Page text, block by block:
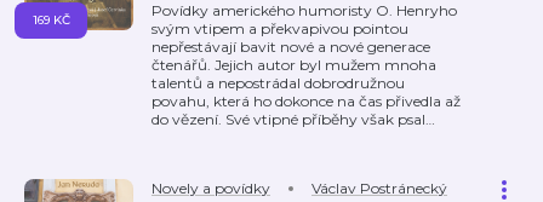
Povídky amerického humoristy O. Henryho
svým vtipem a překvapivou pointou
nepřestávají bavit nové a nové generace
čtenářů. Jejich autor byl mužem mnoha
talentů a nepostrádal dobrodružnou
povahu, která ho dokonce na čas přivedla až
do vězení. Své vtipné příběhy však psal…
169 KČ
Novely a povídky Václav Postránecký